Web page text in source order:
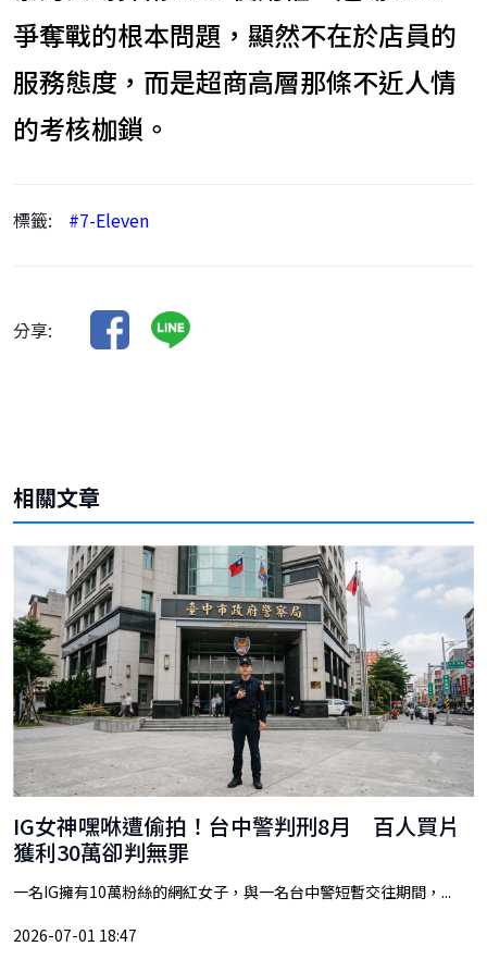
爭奪戰的根本問題，顯然不在於店員的
服務態度，而是超商高層那條不近人情
的考核枷鎖。
標籤: #7-Eleven
分享:
相關文章
IG女神嘿咻遭偷拍！台中警判刑8月 百人買片
獲利30萬卻判無罪
一名IG擁有10萬粉絲的網紅女子，與一名台中警短暫交往期間，...
2026-07-01 18:47